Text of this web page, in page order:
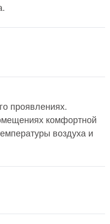
проявлениях.
комфортной
воздуха и